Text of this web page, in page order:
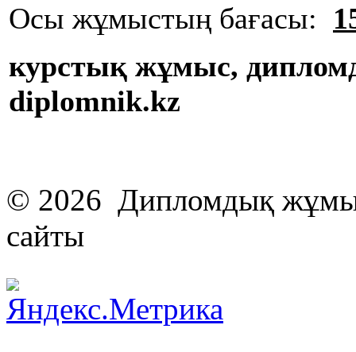
Осы жұмыстың бағасы:
курстық жұмыс,
diplomnik.kz
© 2026 Дипломдық
сайты